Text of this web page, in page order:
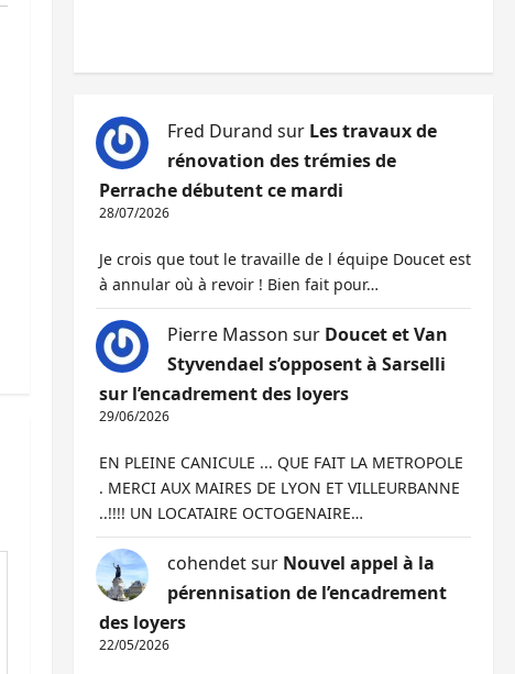
Fred Durand sur Les travaux de
rénovation des trémies de
Perrache débutent ce mardi
28/07/2026
Je crois que tout le travaille de l équipe Doucet est
à annular où à revoir ! Bien fait pour…
Pierre Masson sur Doucet et Van
Styvendael s’opposent à Sarselli
sur l’encadrement des loyers
29/06/2026
EN PLEINE CANICULE ... QUE FAIT LA METROPOLE
. MERCI AUX MAIRES DE LYON ET VILLEURBANNE
..!!!! UN LOCATAIRE OCTOGENAIRE…
cohendetsur Nouvel appel à la
pérennisation de l’encadrement
des loyers
22/05/2026